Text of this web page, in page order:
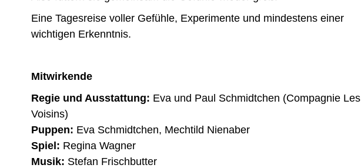
Eine Tagesreise voller Gefühle, Experimente und mindestens einer
wichtigen Erkenntnis.
Mitwirkende
Regie und Ausstattung: Eva und Paul Schmidtchen (Compagnie Les
Voisins)
Puppen: Eva Schmidtchen, Mechtild Nienaber
Spiel: Regina Wagner
Musik: Stefan Frischbutter